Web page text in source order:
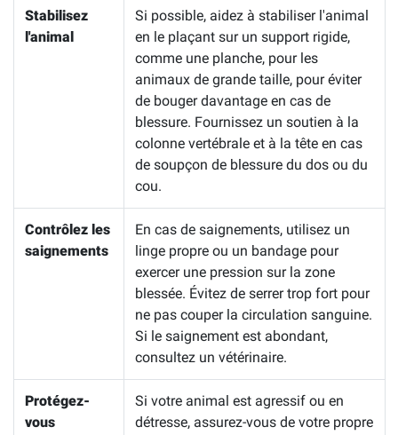
Stabilisez
l'animal
Si possible, aidez à stabiliser l'animal
en le plaçant sur un support rigide,
comme une planche, pour les
animaux de grande taille, pour éviter
de bouger davantage en cas de
blessure. Fournissez un soutien à la
colonne vertébrale et à la tête en cas
de soupçon de blessure du dos ou du
cou.
Contrôlez les
saignements
En cas de saignements, utilisez un
linge propre ou un bandage pour
exercer une pression sur la zone
blessée. Évitez de serrer trop fort pour
ne pas couper la circulation sanguine.
Si le saignement est abondant,
consultez un vétérinaire.
Protégez-
vous
Si votre animal est agressif ou en
détresse, assurez-vous de votre propre